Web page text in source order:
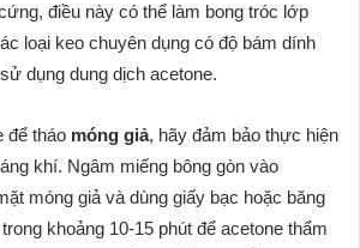
điều này có thể làm bong tróc lớp
loại keo chuyên dụng có độ bám dính
dụng dung dịch acetone.
để tháo móng giả, hãy đảm bảo thực hiện
khí. Ngâm miếng bông gòn vào
móng giả và dùng giấy bạc hoặc băng
khoảng 10-15 phút để acetone thẩm